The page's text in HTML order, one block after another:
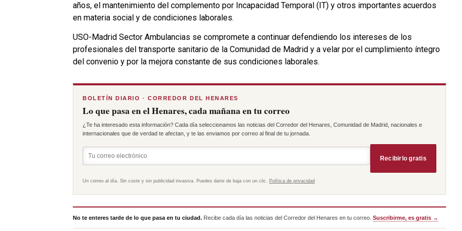
años, el mantenimiento del complemento por Incapacidad Temporal (IT) y otros importantes acuerdos
en materia social y de condiciones laborales.
USO-Madrid Sector Ambulancias se compromete a continuar defendiendo los intereses de los
profesionales del transporte sanitario de la Comunidad de Madrid y a velar por el cumplimiento íntegro
del convenio y por la mejora constante de sus condiciones laborales.
BOLETÍN DIARIO · CORREDOR DEL HENARES
Lo que pasa en el Henares, cada mañana en tu correo
¿Te ha interesado esta información? Cada día seleccionamos las noticias del Corredor del Henares, Comunidad de Madrid, nacionales e
internacionales que de verdad te afectan, y te las enviamos por correo al final de tu jornada.
Recibirlo gratis
Un correo al día. Sin coste y sin publicidad invasiva. Puedes darte de baja con un clic. Política de privacidad
No te enteres tarde de lo que pasa en tu ciudad. Recibe cada día las noticias del Corredor del Henares en tu correo. Suscribirme, es gratis →